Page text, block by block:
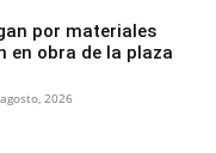
por materiales
en obra de la plaza
2026